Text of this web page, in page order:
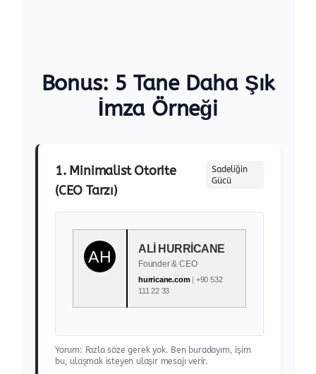
Bonus: 5 Tane Daha Şık
İmza Örneği
1. Minimalist Otorite
(CEO Tarzı)
Sadeliğin
Gücü
ALI HURRICANE
Founder & CEO
hurricane.com | +90 532
111 22 33
Yorum: Fazla söze gerek yok. Ben buradayım, işim
bu, ulaşmak isteyen ulaşır mesajı verir.